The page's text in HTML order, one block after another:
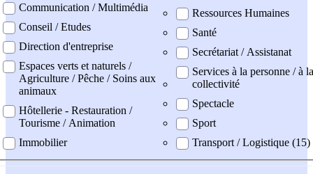
Communication / Multimédia
Conseil / Etudes
Direction d'entreprise
Espaces verts et naturels /
Agriculture / Pêche / Soins aux
animaux
Hôtellerie - Restauration /
Tourisme / Animation
Immobilier
Ressources Humaines
Santé
Secrétariat / Assistanat
Services à la personne / à la
collectivité
Spectacle
Sport
Transport / Logistique (15)